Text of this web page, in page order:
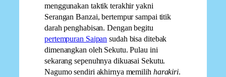
menggunakan taktik terakhir yakni
Serangan Banzai, bertempur sampai titik
darah penghabisan. Dengan begitu
pertempuran Saipan sudah bisa ditebak
dimenangkan oleh Sekutu. Pulau ini
sekarang sepenuhnya dikuasai Sekutu.
Nagumo sendiri akhirnya memilih harakiri.